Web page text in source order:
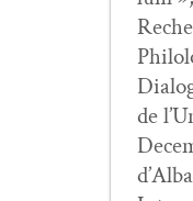
de